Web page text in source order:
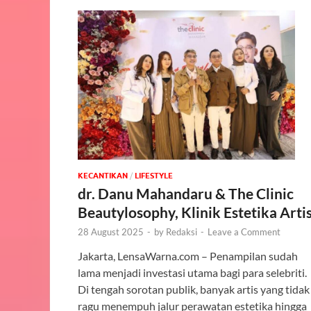
KECANTIKAN / ‎LIFESTYLE
dr. Danu Mahandaru & The Clinic
Beautylosophy, Klinik Estetika
28 August 2025 - by Redaksi - Leave a Comment
Jakarta, LensaWarna.com – Penampilan sudah
lama menjadi investasi utama bagi para selebriti.
Di tengah sorotan publik, banyak artis yang tidak
ragu menempuh jalur perawatan estetika hingga